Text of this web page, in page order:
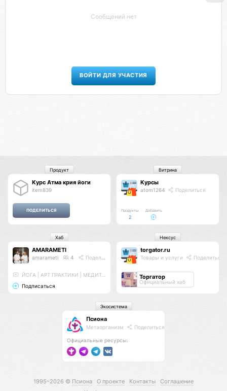
Сообщений нет
ВОЙТИ ДЛЯ УЧАСТИЯ
Курс Атма крия йоги
item839
Продукт
Курсы
atom1264 Поделиться
Продукты
2
Добавить
Витрина
AMARAMETI
amarameti 4 Поделиться
ЙОГА | АРТ ПРАКТИКИ | МЕДИТАЦИИ
Подписаться
Хаб
torgator.ru
Товары и услуги Поделиться
Торгатор
Официальный хаб
Нексус
Псиона
Метаорганизм Поделиться
Официальные ресурсы:
Экосистема
1995–2026 © Псиона О проекте Контакты
Соглашение